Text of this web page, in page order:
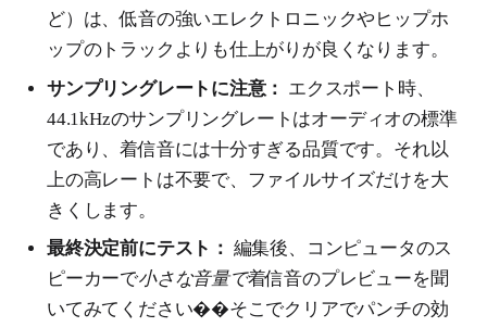
ど）は、低音の強いエレクトロニックやヒップホ
ップのトラックよりも仕上がりが良くなります。
サンプリングレートに注意： エクスポート時、
44.1kHzのサンプリングレートはオーディオの標準
であり、着信音には十分すぎる品質です。それ以
上の高レートは不要で、ファイルサイズだけを大
きくします。
最終決定前にテスト： 編集後、コンピュータのス
ピーカーで小さな音量で着信音のプレビューを聞
いてみてください��そこでクリアでパンチの効